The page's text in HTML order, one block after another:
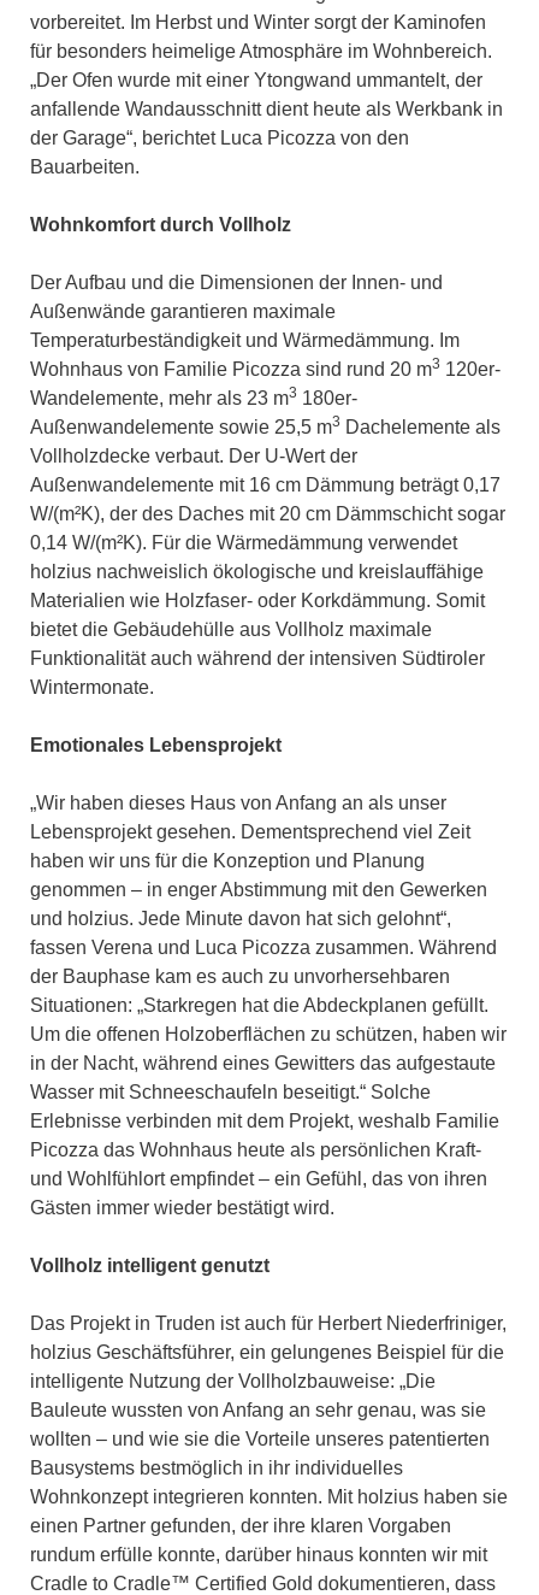
vorbereitet. Im Herbst und Winter sorgt der Kaminofen
für besonders heimelige Atmosphäre im Wohnbereich.
„Der Ofen wurde mit einer Ytongwand ummantelt, der
anfallende Wandausschnitt dient heute als Werkbank in
der Garage“, berichtet Luca Picozza von den
Bauarbeiten.
Wohnkomfort durch Vollholz
Der Aufbau und die Dimensionen der Innen- und
Außenwände garantieren maximale
Temperaturbeständigkeit und Wärmedämmung. Im
Wohnhaus von Familie Picozza sind rund 20 m3 120er-
Wandelemente, mehr als 23 m3 180er-
Außenwandelemente sowie 25,5 m3 Dachelemente als
Vollholzdecke verbaut. Der U-Wert der
Außenwandelemente mit 16 cm Dämmung beträgt 0,17
W/(m²K), der des Daches mit 20 cm Dämmschicht sogar
0,14 W/(m²K). Für die Wärmedämmung verwendet
holzius nachweislich ökologische und kreislauffähige
Materialien wie Holzfaser- oder Korkdämmung. Somit
bietet die Gebäudehülle aus Vollholz maximale
Funktionalität auch während der intensiven Südtiroler
Wintermonate.
Emotionales Lebensprojekt
„Wir haben dieses Haus von Anfang an als unser
Lebensprojekt gesehen. Dementsprechend viel Zeit
haben wir uns für die Konzeption und Planung
genommen – in enger Abstimmung mit den Gewerken
und holzius. Jede Minute davon hat sich gelohnt“,
fassen Verena und Luca Picozza zusammen. Während
der Bauphase kam es auch zu unvorhersehbaren
Situationen: „Starkregen hat die Abdeckplanen gefüllt.
Um die offenen Holzoberflächen zu schützen, haben wir
in der Nacht, während eines Gewitters das aufgestaute
Wasser mit Schneeschaufeln beseitigt.“ Solche
Erlebnisse verbinden mit dem Projekt, weshalb Familie
Picozza das Wohnhaus heute als persönlichen Kraft-
und Wohlfühlort empfindet – ein Gefühl, das von ihren
Gästen immer wieder bestätigt wird.
Vollholz intelligent genutzt
Das Projekt in Truden ist auch für Herbert Niederfriniger,
holzius Geschäftsführer, ein gelungenes Beispiel für die
intelligente Nutzung der Vollholzbauweise: „Die
Bauleute wussten von Anfang an sehr genau, was sie
wollten – und wie sie die Vorteile unseres patentierten
Bausystems bestmöglich in ihr individuelles
Wohnkonzept integrieren konnten. Mit holzius haben sie
einen Partner gefunden, der ihre klaren Vorgaben
rundum erfülle konnte, darüber hinaus konnten wir mit
Cradle to Cradle™ Certified Gold dokumentieren, dass